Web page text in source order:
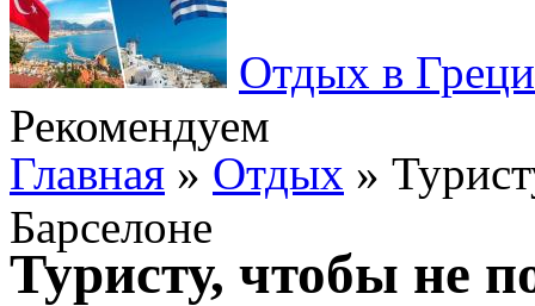
Отдых в
Рекомендуем
Главная » Отдых »
Барселоне
Туристу, чтобы не